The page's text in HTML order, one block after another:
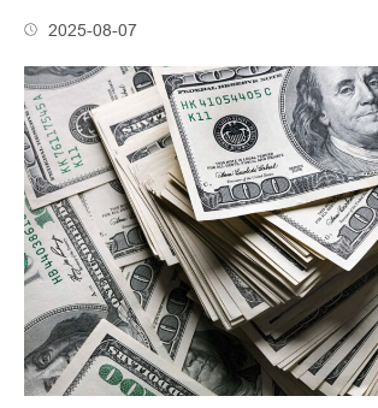
2025-08-07